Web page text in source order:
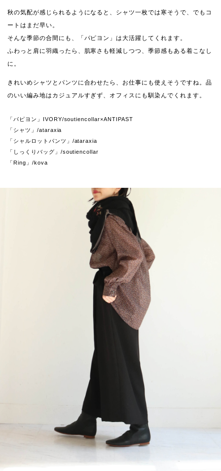
秋の気配が感じられるようになると、シャツ一枚では寒そうで、でもコ
ートはまだ早い。
そんな季節の合間にも、「パピヨン」は大活躍してくれます。
ふわっと肩に羽織ったら、肌寒さも軽減しつつ、季節感もある着こなし
に。
きれいめシャツとパンツに合わせたら、お仕事にも使えそうですね。品
のいい編み地はカジュアルすぎず、オフィスにも馴染んでくれます。
「パピヨン」IVORY/soutiencollar×ANTIPAST
「シャツ」/ataraxia
「シャルロットパンツ」/ataraxia
「しっくりバッグ」/soutiencollar
「Ring」/kova